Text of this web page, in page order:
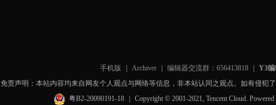
手机版 Archiver 编辑器交流群：656413818
Y3
免责声明：本站内容均来自网友个人观点与网络等信息，非本站认同之观点。如有侵犯
粤B2-20090191-18
Copyright © 2001-2021, Tencent Cloud.